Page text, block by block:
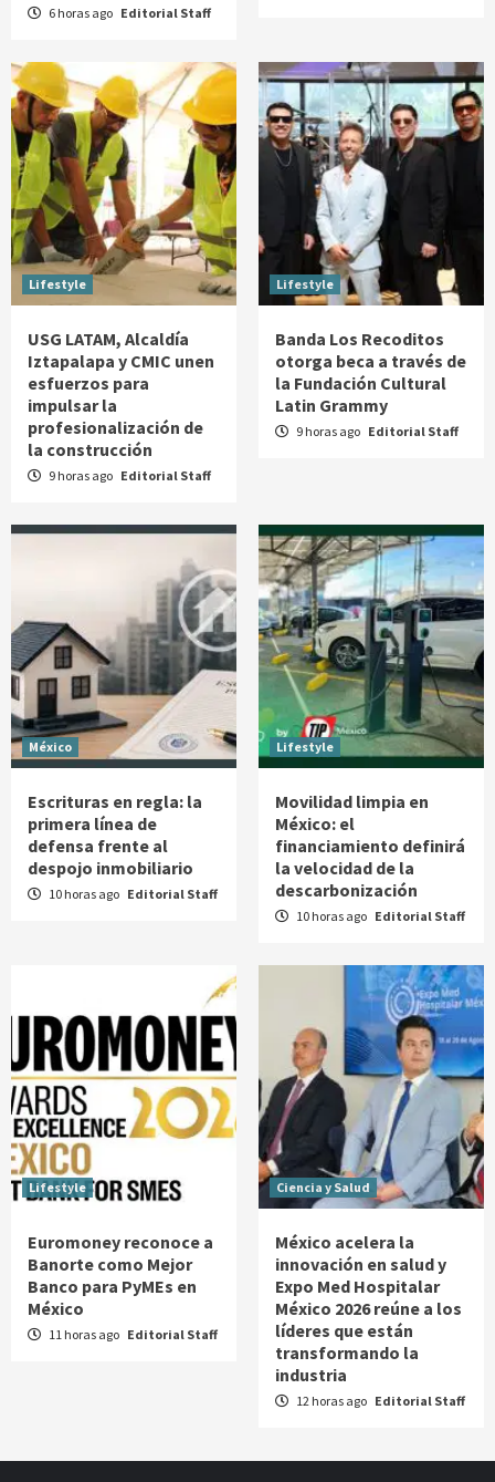
6 horas ago Editorial Staff
Lifestyle
USG LATAM, Alcaldía
Iztapalapa y CMIC unen
esfuerzos para
impulsar la
profesionalización de
la construcción
9 horas ago Editorial Staff
Lifestyle
Banda Los Recoditos
otorga beca a través de
la Fundación Cultural
Latin Grammy
9 horas ago Editorial Staff
México
Escrituras en regla: la
primera línea de
defensa frente al
despojo inmobiliario
10 horas ago Editorial Staff
Lifestyle
Movilidad limpia en
México: el
financiamiento definirá
la velocidad de la
descarbonización
10 horas ago Editorial Staff
Lifestyle
Euromoney reconoce a
Banorte como Mejor
Banco para PyMEs en
México
11 horas ago Editorial Staff
Ciencia y Salud
México acelera la
innovación en salud y
Expo Med Hospitalar
México 2026 reúne a los
líderes que están
transformando la
industria
12 horas ago Editorial Staff